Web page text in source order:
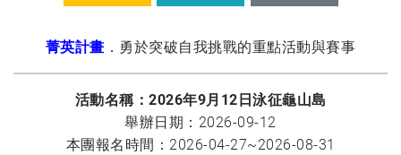
菁英計畫 ．勇於突破自我挑戰的重點活動與賽事
活動名稱：2026年9月12日泳征龜山島
舉辦日期：2026-09-12
本團報名時間：2026-04-27~2026-08-31